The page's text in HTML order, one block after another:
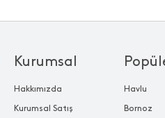
Havlu
Bornoz
Kurumsal
Hakkımızda
Kurumsal Satış